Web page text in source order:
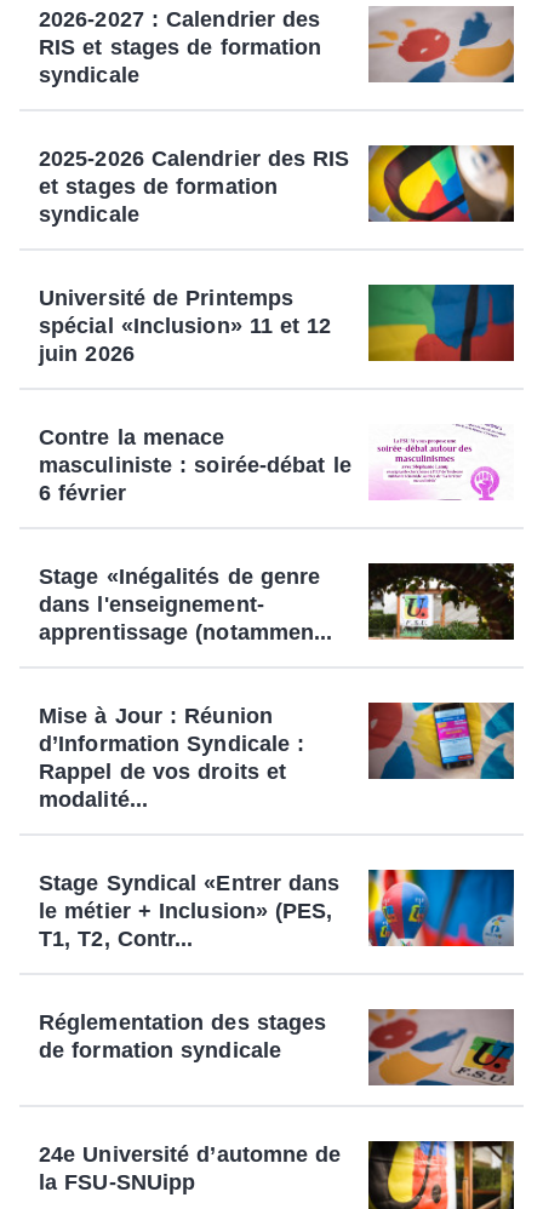
2026-2027 : Calendrier des
RIS et stages de formation
syndicale
2025-2026 Calendrier des RIS
et stages de formation
syndicale
Université de Printemps
spécial «Inclusion» 11 et 12
juin 2026
Contre la menace
masculiniste : soirée-débat le
6 février
Stage «Inégalités de genre
dans l'enseignement-
apprentissage (notammen...
Mise à Jour : Réunion
d’Information Syndicale :
Rappel de vos droits et
modalité...
Stage Syndical «Entrer dans
le métier + Inclusion» (PES,
T1, T2, Contr...
Réglementation des stages
de formation syndicale
24e Université d’automne de
la FSU-SNUipp